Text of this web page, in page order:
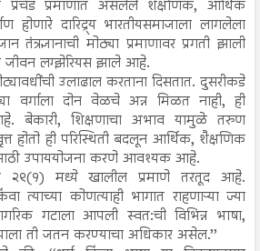
प्रमाणात असलेले शैक्षणिक, आर्थिक
होणारे दारिद्र्य भारतीयसमाजाला लागलेला
तंत्रज्ञानाची मोठ्या प्रमाणावर प्रगती झाली
जीवन लग्झेरियस झाले आहे.
उलाढाल करताना दिसतात. दुसरीकडे
वर्गाला दोन वेळचे अन्न मिळत नाही, ही
बेकारी, शिक्षणाचा अभाव यामुळे तरुण
होतो ही परिस्थिती बदलून आर्थिक, शैक्षणिक
उपाययोजना करणे आवश्यक आहे.
२९(१) मध्ये खालील प्रमाणे तरतूद आहे.
त्याच्या कोणत्याही भागात राहणाऱ्या ज्या
गटाला आपली स्वत:ची विभिन्न भाषा,
ती जतन करण्याचा अधिकार असेल.’’